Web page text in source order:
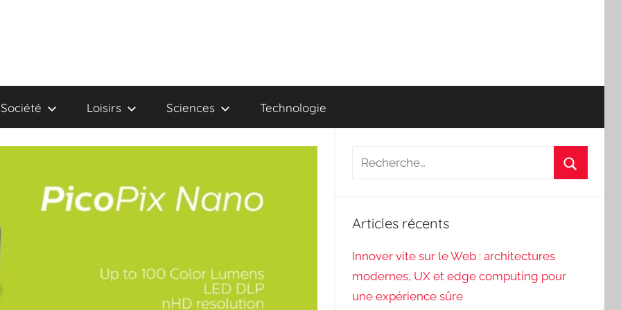
Société Loisirs Sciences Technologie
Recherche
Articles récents
Innover vite sur le Web : architectures
modernes, UX et edge computing pour
une expérience sûre